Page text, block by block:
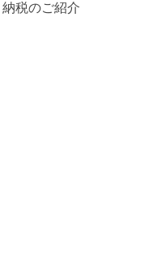
納税のご紹介